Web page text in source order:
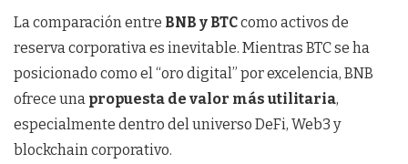
La comparación entre BNB y BTCcomo activos de
reserva corporativa es inevitable. Mientras BTC se ha
posicionado como el “oro digital” por excelencia, BNB
ofrece una propuesta de valor más utilitaria,
especialmente dentro del universo DeFi, Web3 y
blockchain corporativo.